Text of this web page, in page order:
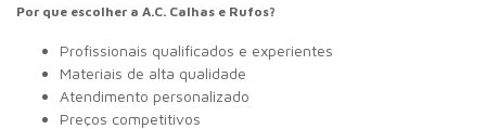
Por que escolher a A.C. Calhas e Rufos?
Profissionais qualificados e experientes
Materiais de alta qualidade
Atendimento personalizado
Preços competitivos